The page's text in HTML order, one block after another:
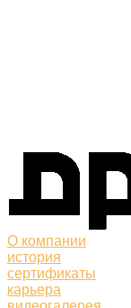
О компании
история
сертификаты
карьера